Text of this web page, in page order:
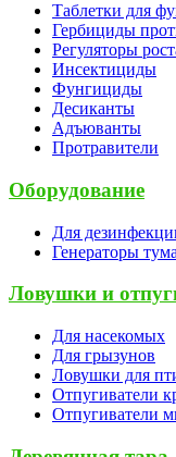
Таблетки для
Гербициды
Регуляторы
Инсектициды
Фунгициды
Десиканты
Адъюванты
Протравители
Оборудование
Для
Генераторы
Ловушки и
Для насекомых
Для грызунов
Ловушки для
Отпугиватели
Отпугиватели